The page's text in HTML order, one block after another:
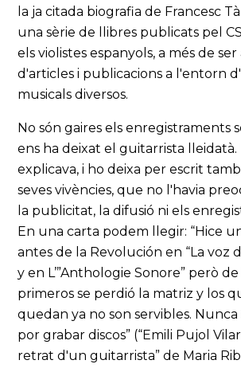
la ja citada biografia de Francesc
una sèrie de llibres publicats pel
els violistes espanyols, a més de
d'articles i publicacions a l'entorn
musicals diversos.
No són gaires els enregistraments
ens ha deixat el guitarrista lleidatà.
explicava, i ho deixa per escrit
seves vivències, que no l'havia
la publicitat, la difusió ni els
En una carta podem llegir: “Hice
antes de la Revolución en “La voz
y en L’”Anthologie Sonore” però de
primeros se perdió la matriz y los
quedan ya no son servibles.
por grabar discos” (“Emili Pujol
retrat d'un guitarrista” de Maria